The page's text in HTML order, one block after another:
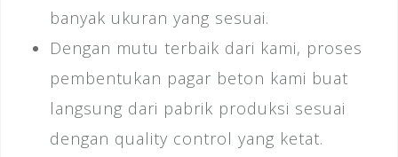
banyak ukuran yang sesuai.
Dengan mutu terbaik dari kami, proses
pembentukan pagar beton kami buat
langsung dari pabrik produksi sesuai
dengan quality control yang ketat.